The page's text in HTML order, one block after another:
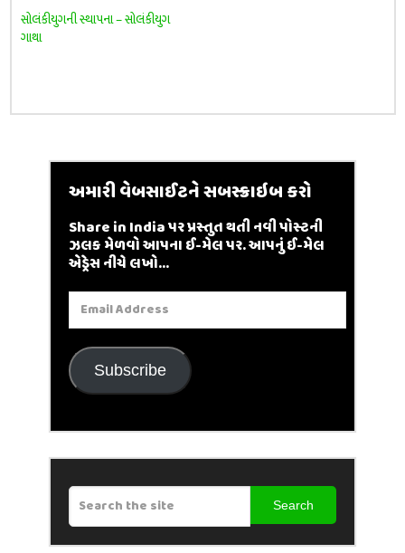
સોલંકીયુગની સ્થાપના – સોલંકીયુગ
ગાથા
અમારી વેબસાઈટને સબસ્ક્રાઇબ કરો
Share in India પર પ્રસ્તુત થતી નવી પોસ્ટની
ઝલક મેળવો આપના ઈ-મેલ પર. આપનું ઈ-મેલ
એડ્રેસ નીચે લખો...
Email
Address
Subscribe
Search